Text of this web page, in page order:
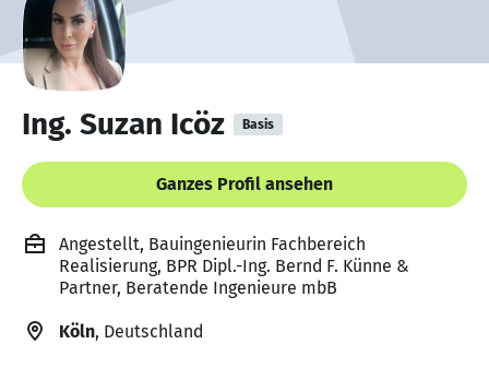
Ing. Suzan Icöz Basis
Ganzes Profil ansehen
Angestellt, Bauingenieurin Fachbereich
Realisierung, BPR Dipl.-Ing. Bernd F. Künne &
Partner, Beratende Ingenieure mbB
Köln, Deutschland